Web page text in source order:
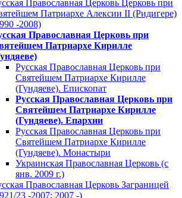
Православная Церковь Церковь при
Патриархе Алексии II (Ридигере)
-2008)
Православная Церковь при
Патриархе Кирилле
Русская Православная Церковь при
Святейшем Патриархе Кирилле
(Гундяеве). Епископат
Русская Православная Церковь при
Святейшем Патриархе Кирилле
(Гундяеве). Епархии
Русская Православная Церковь при
Святейшем Патриархе Кирилле
(Гундяеве). Монастыри
Украинская Православная Церковь (с
янв. 2009 г.)
Православная Церковь Заграницей
23 -2007; 2007 -)